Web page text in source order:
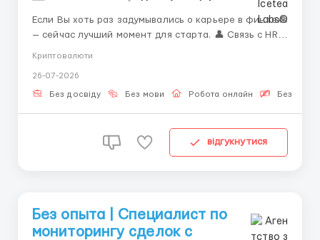
Если Вы хоть раз задумывались о карьере в финтехе
— сейчас лучший момент для старта. 👤 Связь с HR
технологий и финансов. Операционный специалист
— это человек, который понимает и то, и другое.
Криптовалюти
26-07-2026
Без досвіду Без мови Робота онлайн
відгукнутися
Без опыта | Специалист по
мониторингу сделок с